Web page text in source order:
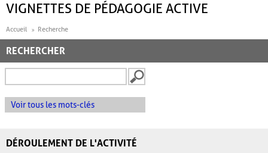
VIGNETTES DE PÉDAGOGIE ACTIVE
Accueil Recherche
RECHERCHER
Voir tous les mots-clés
DÉROULEMENT DE L'ACTIVITÉ